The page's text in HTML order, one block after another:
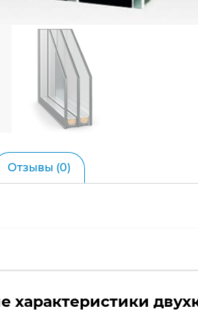
Отзывы (0)
характеристики